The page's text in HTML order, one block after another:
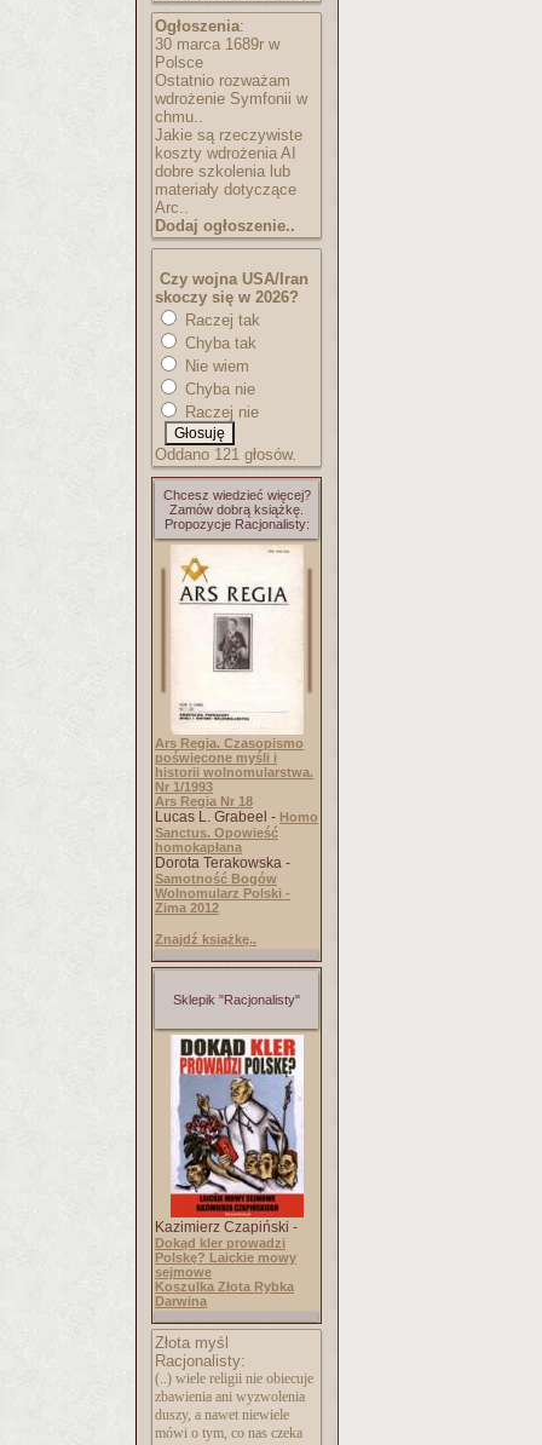
Ogłoszenia:
30 marca 1689r w
Polsce
Ostatnio rozważam
wdrożenie Symfonii w
chmu..
Jakie są rzeczywiste
koszty wdrożenia AI
dobre szkolenia lub
materiały dotyczące
Arc..
Dodaj ogłoszenie..
Czy wojna USA/Iran
skoczy się w 2026?
Raczej tak
Chyba tak
Nie wiem
Chyba nie
Raczej nie
Oddano 121 głosów.
Chcesz wiedzieć więcej?
Zamów dobrą książkę.
Propozycje Racjonalisty:
Ars Regia. Czasopismo
poświęcone myśli i
historii wolnomularstwa.
Nr 1/1993
Ars Regia Nr 18
Lucas L. Grabeel - Homo
Sanctus. Opowieść
homokapłana
Dorota Terakowska -
Samotność Bogów
Wolnomularz Polski -
Zima 2012
Znajdź książkę..
Sklepik "Racjonalisty"
Kazimierz Czapiński -
Dokąd kler prowadzi
Polskę? Laickie mowy
sejmowe
Koszulka Złota Rybka
Darwina
Złota myśl
Racjonalisty:
(..) wiele religii nie obiecuje
zbawienia ani wyzwolenia
duszy, a nawet niewiele
mówi o tym, co nas czeka